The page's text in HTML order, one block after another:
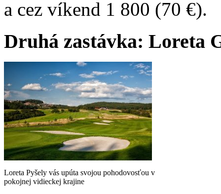
a cez víkend 1 800 (70 €).
Druhá zastávka: Loreta
Loreta Pyšely vás upúta svojou pohodovosťou v
pokojnej vidieckej krajine